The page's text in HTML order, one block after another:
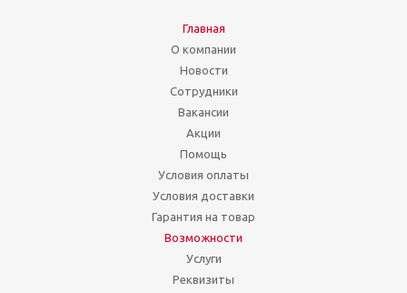
Главная
О компании
Новости
Сотрудники
Вакансии
Акции
Помощь
Условия оплаты
Условия доставки
Гарантия на товар
Возможности
Услуги
Реквизиты